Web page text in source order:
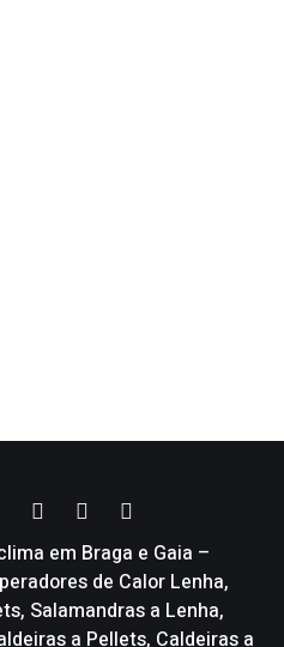
em Braga e Gaia –
de Calor Lenha,
Salamandras a Lenha,
a Pellets, Caldeiras a